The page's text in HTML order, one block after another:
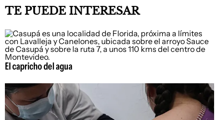
TE PUEDE INTERESAR
El capricho del agua